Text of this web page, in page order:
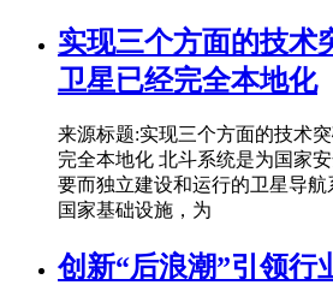
实现三个方面的技术
卫星已经完全本地化
来源标题:实现三个方面的技术
完全本地化 北斗系统是为国家
要而独立建设和运行的卫星导
国家基础设施，为
创新“后浪潮”引领行